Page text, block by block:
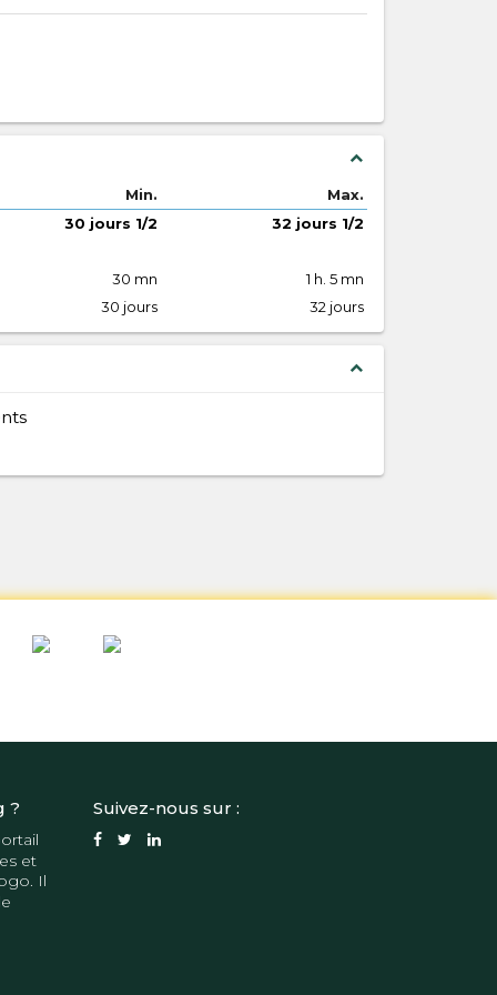
expand_less
Min.
Max.
30 jours 1/2
32 jours 1/2
30 mn
1 h. 5 mn
30 jours 32 jours
expand_less
?
et
Il
Suivez-nous sur :